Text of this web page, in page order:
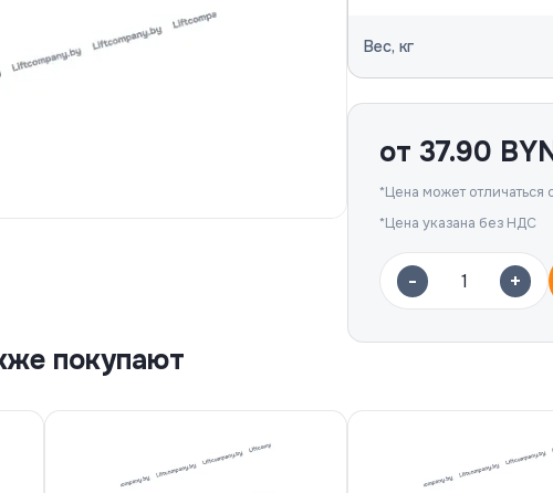
Вес, кг
от 37.90
*Цена может отличаться
*Цена указана без НДС
- 1 +
покупают